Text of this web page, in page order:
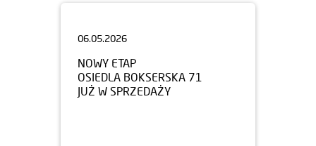
NOWY ETAP
OSIEDLA BOKSERSKA 71
JUŻ W SPRZEDAŻY